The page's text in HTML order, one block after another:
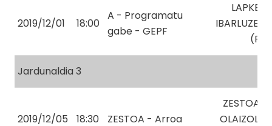
2019/12/01 18:00
A - Programatu
gabe - GEPF
LAPKE-
IBARLUZEA
(R)
Jardunaldia 3
2019/12/05 18:30 ZESTOA - Arroa
ZESTOA-
OLAIZOLA